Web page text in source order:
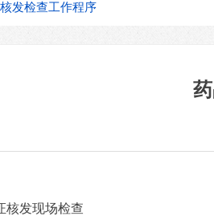
核发现场检查
发检查工作程序